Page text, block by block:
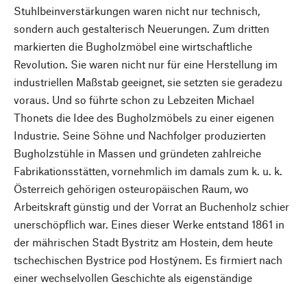
Stuhlbeinverstärkungen waren nicht nur technisch,
sondern auch gestalterisch Neuerungen. Zum dritten
markierten die Bugholzmöbel eine wirtschaftliche
Revolution. Sie waren nicht nur für eine Herstellung im
industriellen Maßstab geeignet, sie setzten sie geradezu
voraus. Und so führte schon zu Lebzeiten Michael
Thonets die Idee des Bugholzmöbels zu einer eigenen
Industrie. Seine Söhne und Nachfolger produzierten
Bugholzstühle in Massen und gründeten zahlreiche
Fabrikationsstätten, vornehmlich im damals zum k. u. k.
Österreich gehörigen osteuropäischen Raum, wo
Arbeitskraft günstig und der Vorrat an Buchenholz schier
unerschöpflich war. Eines dieser Werke entstand 1861 in
der mährischen Stadt Bystritz am Hostein, dem heute
tschechischen Bystrice pod Hostýnem. Es firmiert nach
einer wechselvollen Geschichte als eigenständige